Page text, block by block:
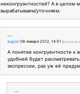
неконгруэнтностей? А в целом
вырабатываем/уточняем.
...
eugzol 06 января 2012, 14:51 (оригинал
А понятие конгруентности к
удобней будет
экспрессии, раз уж её
...